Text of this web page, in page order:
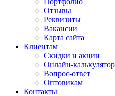
Портфолио
Отзывы
Реквизиты
Вакансии
Карта сайта
Клиентам
Скидки и акции
Онлайн-калькулятор
Вопрос-ответ
Оптовикам
Контакты